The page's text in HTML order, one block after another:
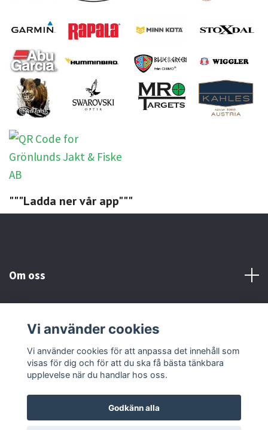
"""Ladda ner vår app"""
Om oss
Sociala medier
Vi använder cookies
Vi använder cookies för att anpassa det innehåll som
visas för dig och för att du ska få bästa tänkbara
upplevelse när du handlar hos oss.
Godkänn alla